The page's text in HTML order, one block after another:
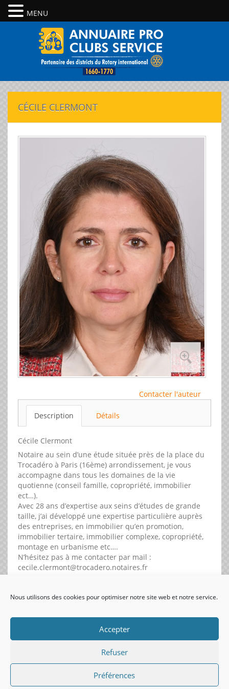
Nous utilisons des cookies pour optimiser notre site web et notre service.
Accepter
Refuser
Préférences
CÉCILE CLERMONT
Contacter l'auteur
Description Détails
Cécile Clermont
Notaire au sein d’une étude située près de la place du
Trocadéro à Paris (16ème) arrondissement, je vous
accompagne dans tous les domaines de la vie
quotienne (conseil famille, copropriété, immobilier
ect…).
Avec 28 ans d’expertise aux seins d’études de grande
taille, j’ai développé une expertise particulière auprès
des entreprises, en immobilier qu’en promotion,
immobilier tertaire, immobilier complexe, copropriété,
montage en urbanisme etc….
N’hésitez pas à me contacter par mail :
cecile.clermont@trocadero.notaires.fr
visiteurs uniques:
MENU